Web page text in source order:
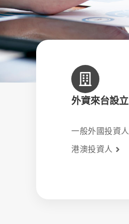
外資來台設立
一般外國投資人
港澳投資人